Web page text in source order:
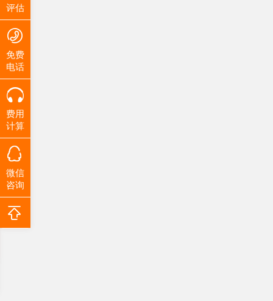
评估
免费
电话
费用
计算
微信
咨询